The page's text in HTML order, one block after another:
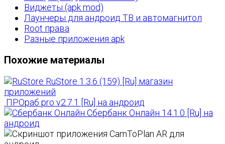
Виджеты (apk mod)
Лаунчеры для андроид ТВ и автомагнитол
Root права
Разные приложения apk
Похожие материалы
RuStore 1.3.6 (159) [Ru] магазин
приложений
ПРОраб pro v2.7.1 [Ru] на андроид
Сбербанк Онлайн 14.1.0 [Ru] на
андроид